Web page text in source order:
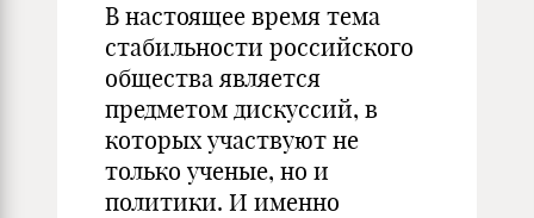
В настоящее время тема
стабильности российского
общества является
предметом дискуссий, в
которых участвуют не
только ученые, но и
политики. И именно